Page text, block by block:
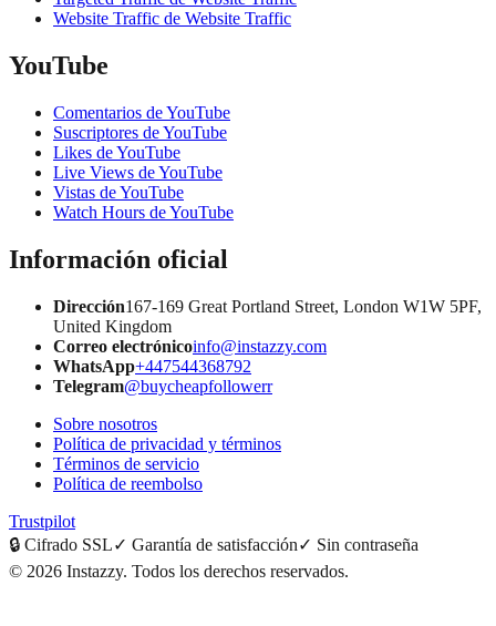
Website Traffic de Website Traffic
YouTube
Comentarios de YouTube
Suscriptores de YouTube
Likes de YouTube
Live Views de YouTube
Vistas de YouTube
Watch Hours de YouTube
Información oficial
Dirección167-169 Great Portland Street, London W1W 5PF,
United Kingdom
Correo electrónicoinfo@instazzy.com
WhatsApp+447544368792
Telegram@buycheapfollowerr
Sobre nosotros
Política de privacidad y términos
Términos de servicio
Política de reembolso
Trustpilot
🔒 Cifrado SSL✓ Garantía de satisfacción✓ Sin contraseña
© 2026 Instazzy. Todos los derechos reservados.